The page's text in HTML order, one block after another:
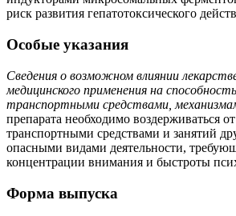
риск развития гепатотоксического
Особые указания
Сведения о возможном влиянии
медицинского применения на
транспортными средствами,
препарата необходимо воздерживаться
транспортными средствами и занятий
опасными видами деятельности,
концентрации внимания и быстроты
Форма выпуска